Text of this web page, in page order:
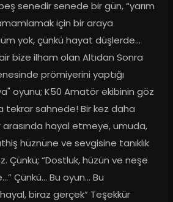
senedir senede bir gün, “yarım
için bir araya
yok, çünkü hayat düşlerde…
bize ilham olan Altıdan Sonra
prömiyerini yaptığı
oyunu; K50 Amatör ekibinin göz
tekrar sahnede! Bir kez daha
arasında hayal etmeye, umuda,
hüznüne ve sevgisine tanıklık
Çünkü; “Dostluk, hüzün ve neşe
Çünkü… Bu oyun… Bu
biraz gerçek” Teşekkür